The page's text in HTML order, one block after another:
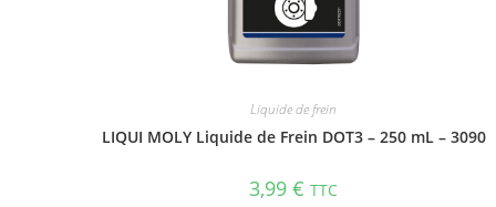
Liquide de frein
LIQUI MOLY Liquide de Frein DOT3 – 250 mL – 3090
3,99€ TTC